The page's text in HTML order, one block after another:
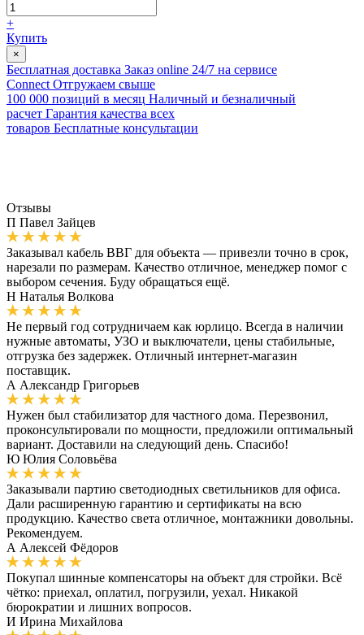
+
Купить
×
Бесплатная доставка Заказ online 24/7 на сервисе
Connect Отгружаем свыше
100 000 позиций в месяц Наличный и безналичный
расчет Гарантия качества всех
товаров Бесплатные консультации
Отзывы
П Павел Зайцев
Заказывал кабель ВВГ для объекта — привезли точно в срок,
нарезали по размерам. Качество отличное, менеджер помог с
выбором сечения. Буду обращаться ещё.
Н Наталья Волкова
Не первый год сотрудничаем как юрлицо. Всегда в наличии
нужные автоматы, УЗО и выключатели, цены стабильные,
отгрузка без задержек. Отличный интернет-магазин
поставщик.
А Александр Григорьев
Нужен был стабилизатор для частного дома. Перезвонил,
проконсультировали по мощности, предложили оптимальный
вариант. Доставили на следующий день. Спасибо!
Ю Юлия Соловьёва
Заказывали партию светодиодных светильников для офиса.
Дали расширенную гарантию и сертификаты на всю
продукцию. Качество света отличное, монтажники довольны.
Рекомендуем.
А Алексей Фёдоров
Покупал шинные компенсаторы на объект для стройки. Всё
чётко: приехал, оплатил, погрузили, уехал. Никакой
бюрократии и лишних вопросов.
И Ирина Михайлова